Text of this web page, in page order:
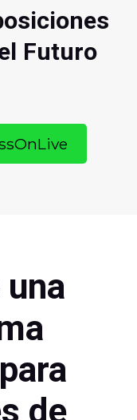
Futuro
de